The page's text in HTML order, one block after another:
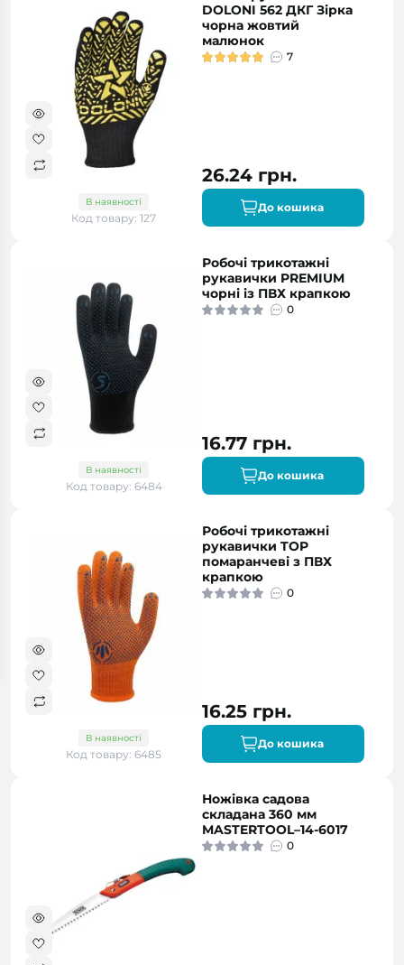
В наявності
Код товару: 127
DOLONI 562 ДКГ Зірка
чорна жовтий
малюнок
7
26.24 грн.
До кошика
В наявності
Код товару: 6484
Робочі трикотажні
рукавички PREMIUM
чорні із ПВХ крапкою
0
16.77 грн.
До кошика
В наявності
Код товару: 6485
Робочі трикотажні
рукавички TOP
помаранчеві з ПВХ
крапкою
0
16.25 грн.
До кошика
Ножівка садова
складана 360 мм
MASTERTOOL–14-6017
0